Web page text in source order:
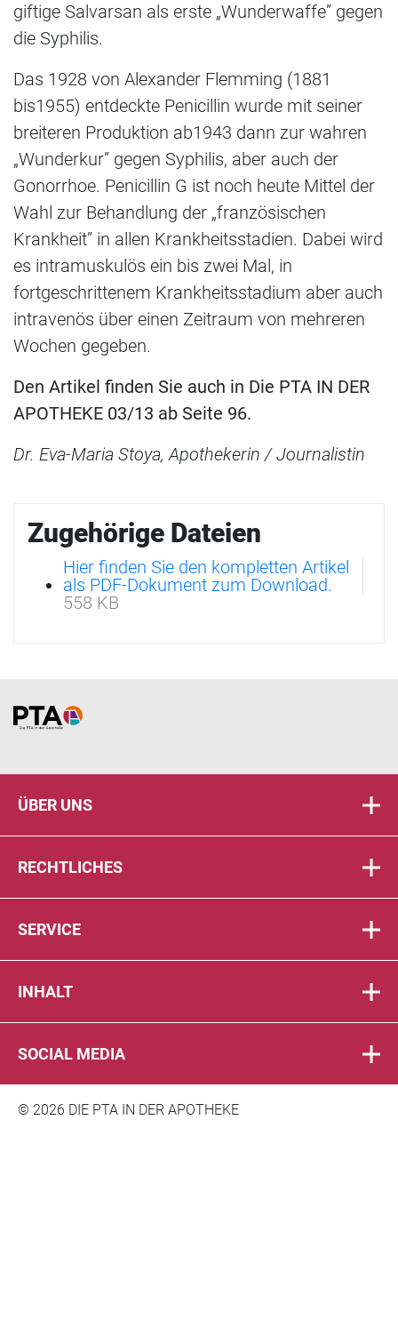
giftige Salvarsan als erste „Wunderwaffe” gegen
die Syphilis.
Das 1928 von Alexander Flemming (1881
bis1955) entdeckte Penicillin wurde mit seiner
breiteren Produktion ab1943 dann zur wahren
„Wunderkur” gegen Syphilis, aber auch der
Gonorrhoe. Penicillin G ist noch heute Mittel der
Wahl zur Behandlung der „französischen
Krankheit” in allen Krankheitsstadien. Dabei wird
es intramuskulös ein bis zwei Mal, in
fortgeschrittenem Krankheitsstadium aber auch
intravenös über einen Zeitraum von mehreren
Wochen gegeben.
Den Artikel finden Sie auch in Die PTA IN DER
APOTHEKE 03/13 ab Seite 96.
Dr. Eva-Maria Stoya, Apothekerin / Journalistin
Zugehörige Dateien
Hier finden Sie den kompletten Artikel
als PDF-Dokument zum Download.
558 KB
Home
ÜBER UNS
RECHTLICHES
SERVICE
INHALT
SOCIAL MEDIA
© 2026 DIE PTA IN DER APOTHEKE